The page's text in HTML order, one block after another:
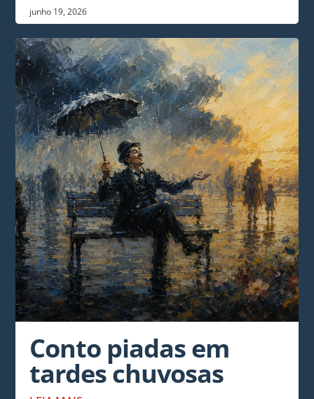
junho 19, 2026
Conto piadas em
tardes chuvosas